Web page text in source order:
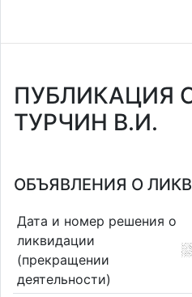
ПУБЛИКАЦИЯ
ТУРЧИН В.И.
ОБЪЯВЛЕНИЯ О
Дата и номер решения о
ликвидации
(прекращении
деятельности)